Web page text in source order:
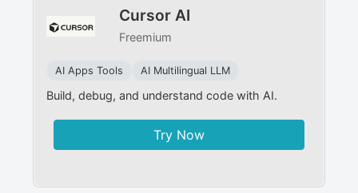
Cursor AI
Freemium
AI Apps Tools AI Multilingual LLM
Build, debug, and understand code with AI.
Try Now